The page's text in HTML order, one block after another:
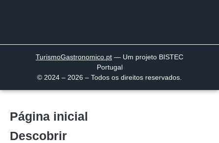
TurismoGastronomico .pt — Um projeto BISTEC
Portugal
© 2024 – 2026 – Todos os direitos reservados.
Página inicial
Descobrir